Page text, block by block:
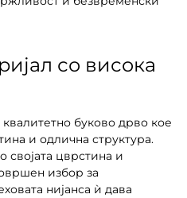
со висока
буково дрво кое
и одлична структура.
својата цврстина и
избор за
нијанса ѝ дава